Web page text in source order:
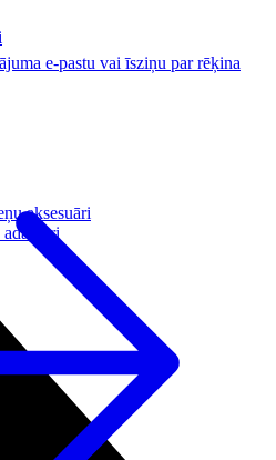
aksesuāri
e-pastu vai īsziņu par rēķina